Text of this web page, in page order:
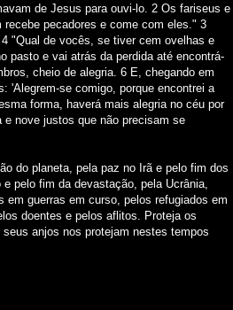
de Jesus para ouvi-lo. 2 Os fariseus e
pecadores e come com eles." 3
"Qual de vocês, se tiver cem ovelhas e
pasto e vai atrás da perdida até encontrá-
cheio de alegria. 6 E, chegando em
'Alegrem-se comigo, porque encontrei a
forma, haverá mais alegria no céu por
e nove justos que não precisam se
do planeta, pela paz no Irã e pelo fim dos
pelo fim da devastação, pela Ucrânia,
em guerras em curso, pelos refugiados em
doentes e pelos aflitos. Proteja os
anjos nos protejam nestes tempos